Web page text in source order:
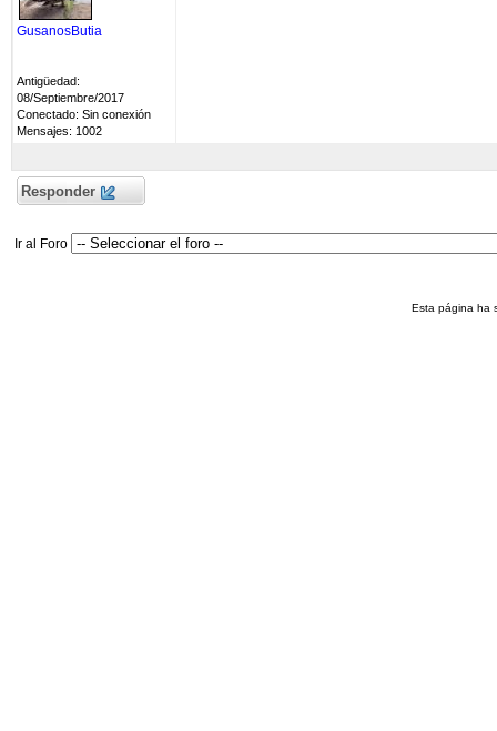
GusanosButia
Antigüedad:
08/Septiembre/2017
Conectado: Sin conexión
Mensajes: 1002
Responder
Ir al Foro
Esta página ha